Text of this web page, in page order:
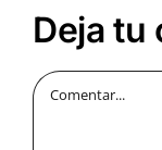
Deja tu
Comentar